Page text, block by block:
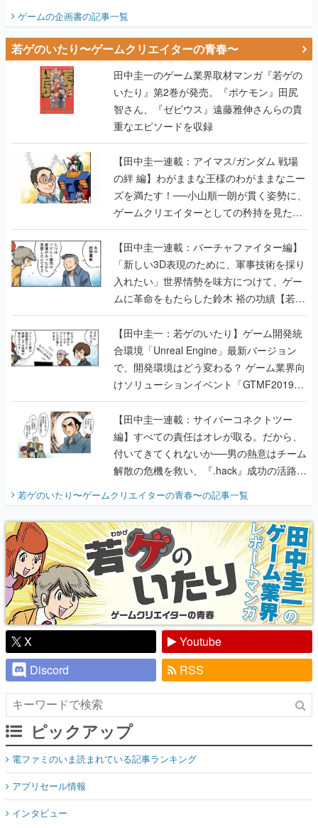
ビュー】
ゲームの企画書の記事一覧
若ゲのいたり〜ゲームクリエイターの青春〜
田中圭一のゲーム業界取材マンガ『若ゲの
いたり』第2巻が発売。『ポケモン』田尻
智さん、『ゼビウス』遠藤雅伸さんらの貴
重なエピソードを収録
【田中圭一連載：アイマス/ガンダム 戦場
の絆 編】わがままな王様のわがままなニー
ズを満たす！──小山順一朗が貫く姿勢に、
ゲームクリエイターとしての矜持を見た
【若ゲのいたり最終回】
【田中圭一連載：バーチャファイター編】
「新しい3D表現のために、軍事技術を採り
入れたい」世界情勢を味方につけて、ゲー
ムに革命をもたらした鈴木 裕の功績【若ゲ
のいたり】
【田中圭一：若ゲのいたり】ゲーム開発統
合環境「Unreal Engine」最新バージョン
で、開発環境はどう変わる？ ゲーム業界向
けソリューションイベント「GTMF2019」
に行って、より理解を深めよう【PR】
【田中圭一連載：サイバーコネクトツー
編】すべての責任はオレが取る。だから、
付いてきてくれないか──男の熱意はチーム
解散の危機を救い、『.hack』成功の活路を
開く。業界の快男児・松山 洋に流れる血は
『少年ジャンプ』色だった【若ゲのいた
り】
若ゲのいたり〜ゲームクリエイターの青春〜の記事一覧
X
Youtube
Discord
RSS
ピックアップ
電ファミのいま読まれている記事ランキング
アプリセール情報
インタビュー